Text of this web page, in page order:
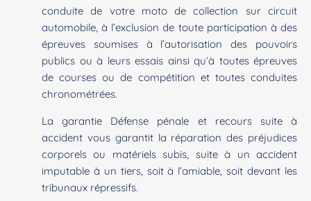
conduite de votre moto de collection sur circuit
automobile, à l’exclusion de toute participation à des
épreuves soumises à l’autorisation des pouvoirs
publics ou à leurs essais ainsi qu’à toutes épreuves
de courses ou de compétition et toutes conduites
chronométrées.
La garantie Défense pénale et recours suite à
accident vous garantit la réparation des préjudices
corporels ou matériels subis, suite à un accident
imputable à un tiers, soit à l’amiable, soit devant les
tribunaux répressifs.